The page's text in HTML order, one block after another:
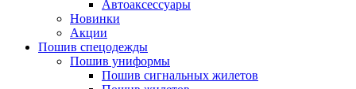
Автоаксессуары
Новинки
Акции
Пошив спецодежды
Пошив униформы
Пошив сигнальных жилетов